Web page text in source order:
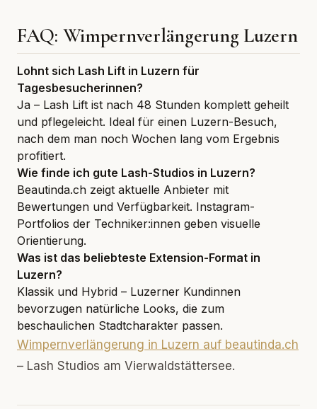
FAQ: Wimpernverlängerung Luzern
Lohnt sich Lash Lift in Luzern für
Tagesbesucherinnen?
Ja – Lash Lift ist nach 48 Stunden komplett geheilt
und pflegeleicht. Ideal für einen Luzern-Besuch,
nach dem man noch Wochen lang vom Ergebnis
profitiert.
Wie finde ich gute Lash-Studios in Luzern?
Beautinda.ch zeigt aktuelle Anbieter mit
Bewertungen und Verfügbarkeit. Instagram-
Portfolios der Techniker:innen geben visuelle
Orientierung.
Was ist das beliebteste Extension-Format in
Luzern?
Klassik und Hybrid – Luzerner Kundinnen
bevorzugen natürliche Looks, die zum
beschaulichen Stadtcharakter passen.
Wimpernverlängerung in Luzern auf beautinda.ch
– Lash Studios am Vierwaldstättersee.